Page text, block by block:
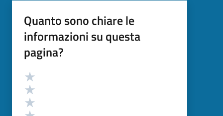
Quanto sono chiare le
informazioni su questa
pagina?
Valutazione